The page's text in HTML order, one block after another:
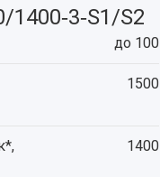
1400‑3‑S1/S2
до 100
1500
1400